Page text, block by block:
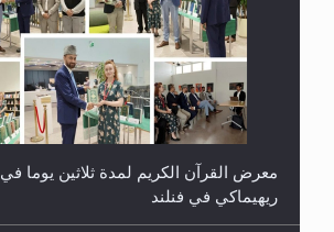
معرض القرآن الكريم لمدة ثلاثين يوما
ريهيماكي في فنلند